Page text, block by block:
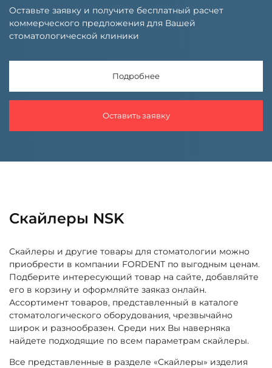
Оставьте заявку и получите бесплатный расчет
коммерческого предложения для Вашей
стоматологической клиники
Подробнее
Оставить заявку
Скайлеры NSK
Скайлеры и другие товары для стоматологии можно
приобрести в компании FORDENT по выгодным ценам.
Подберите интересующий товар на сайте, добавляйте
его в корзину и оформляйте заяказ онлайн.
Ассортимент товаров, представленный в каталоге
стоматологического оборудования, чрезвычайно
широк и разнообразен. Среди них Вы наверняка
найдете подходящие по всем параметрам скайлеры.
Все представленные в разделе «Скайлеры» изделия